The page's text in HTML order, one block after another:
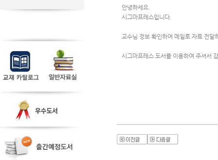
안녕하세요.
시그마프레스입니다.
교수님 정보 확인하여 메일로 자료 전달
시그마프레스 도서를 이용하여 주셔서